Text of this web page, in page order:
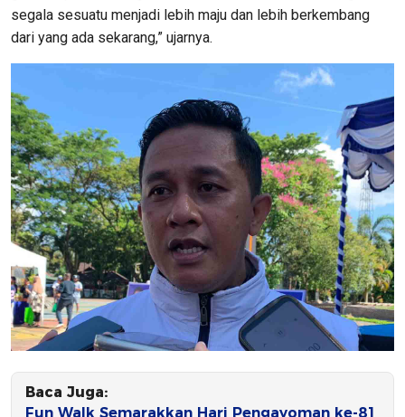
segala sesuatu menjadi lebih maju dan lebih berkembang
dari yang ada sekarang,” ujarnya.
Baca Juga:
Fun Walk Semarakkan Hari Pengayoman ke-81